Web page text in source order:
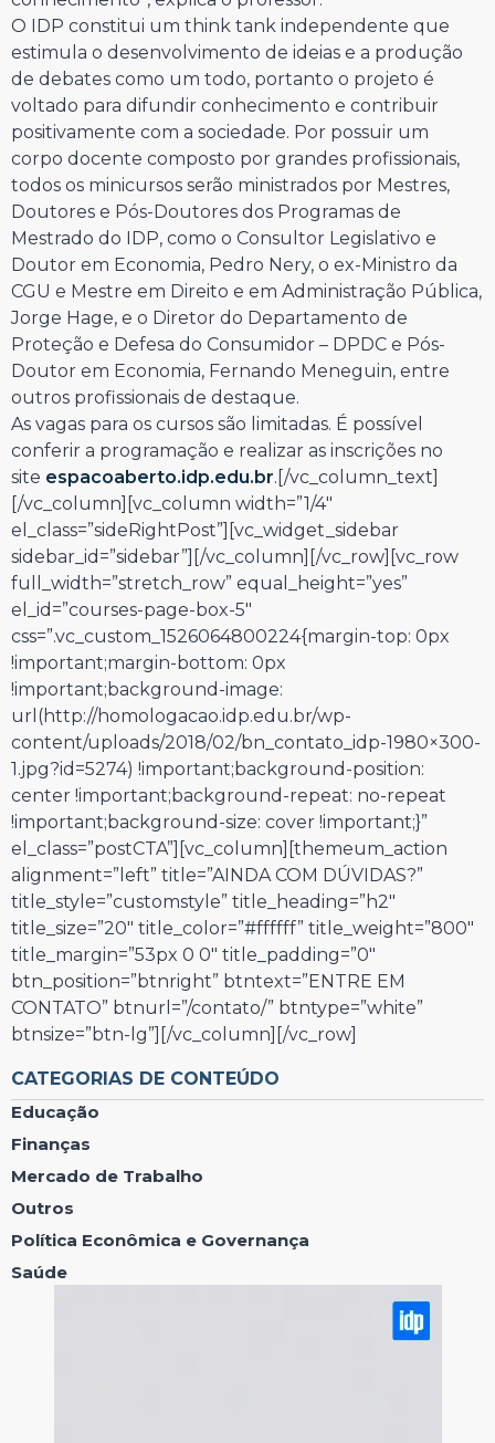
O IDP constitui um think tank independente que
estimula o desenvolvimento de ideias e a produção
de debates como um todo, portanto o projeto é
voltado para difundir conhecimento e contribuir
positivamente com a sociedade. Por possuir um
corpo docente composto por grandes profissionais,
todos os minicursos serão ministrados por Mestres,
Doutores e Pós-Doutores dos Programas de
Mestrado do IDP, como o Consultor Legislativo e
Doutor em Economia, Pedro Nery, o ex-Ministro da
CGU e Mestre em Direito e em Administração Pública,
Jorge Hage, e o Diretor do Departamento de
Proteção e Defesa do Consumidor – DPDC e Pós-
Doutor em Economia, Fernando Meneguin, entre
outros profissionais de destaque.
As vagas para os cursos são limitadas. É possível
conferir a programação e realizar as inscrições no
site espacoaberto.idp.edu.br.[/vc_column_text]
[/vc_column][vc_column width=”1/4″
el_class=”sideRightPost”][vc_widget_sidebar
sidebar_id=”sidebar”][/vc_column][/vc_row][vc_row
full_width=”stretch_row” equal_height=”yes”
el_id=”courses-page-box-5″
css=”.vc_custom_1526064800224{margin-top: 0px
!important;margin-bottom: 0px
!important;background-image:
url(http://homologacao.idp.edu.br/wp-
content/uploads/2018/02/bn_contato_idp-1980×300-
1.jpg?id=5274) !important;background-position:
center !important;background-repeat: no-repeat
!important;background-size: cover !important;}”
el_class=”postCTA”][vc_column][themeum_action
alignment=”left” title=”AINDA COM DÚVIDAS?”
title_style=”customstyle” title_heading=”h2″
title_size=”20″ title_color=”#ffffff” title_weight=”800″
title_margin=”53px 0 0″ title_padding=”0″
btn_position=”btnright” btntext=”ENTRE EM
CONTATO” btnurl=”/contato/” btntype=”white”
btnsize=”btn-lg”][/vc_column][/vc_row]
CATEGORIAS DE CONTEÚDO
Educação
Finanças
Mercado de Trabalho
Outros
Política Econômica e Governança
Saúde